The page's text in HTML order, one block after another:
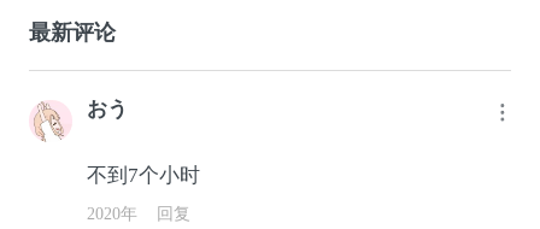
最新评论
おう
不到7个小时
2020年 回复